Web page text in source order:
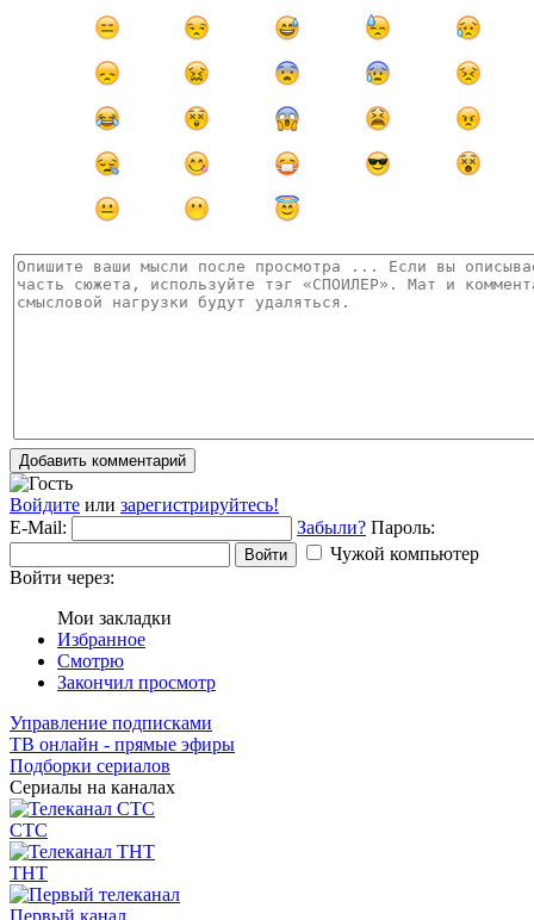
Добавить комментарий
Войдите или зарегистрируйтесь!
E-Mail:
Забыли? Пароль:
Войти
Чужой компьютер
Войти через:
Мои закладки
Избранное
Смотрю
Закончил просмотр
Управление подписками
ТВ онлайн - прямые эфиры
Подборки сериалов
Сериалы на каналах
СТС
ТНТ